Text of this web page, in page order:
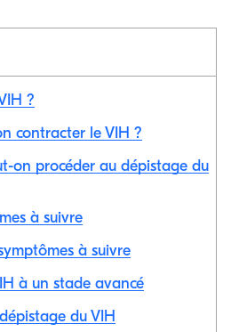
?
contracter le VIH ?
on procéder au dépistage du
à suivre
à suivre
à un stade avancé
du VIH